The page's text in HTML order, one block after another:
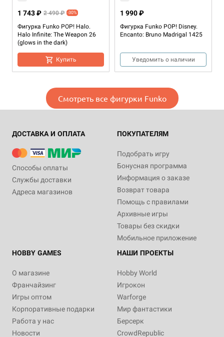
Фигурка Funko POP! Halo.
Halo Infinite: The Weapon 26
(glows in the dark)
1 743 ₽ 2 490 ₽ -30%
Купить
Фигурка Funko POP! Disney.
Encanto: Bruno Madrigal 1425
1 990 ₽
Уведомить о наличии
Фигурка Funko POP!
Animation. Jujutsu Kaisen:
2 490 ₽
Смотреть все фигурки Funko
ДОСТАВКА И ОПЛАТА
Способы оплаты
Службы доставки
Адреса магазинов
ПОКУПАТЕЛЯМ
Подобрать игру
Бонусная программа
Информация о заказе
Возврат товара
Помощь с правилами
Архивные игры
Товары без скидки
Мобильное приложение
HOBBY GAMES
О магазине
Франчайзинг
Игры оптом
Корпоративные подарки
Работа у нас
Новости
НАШИ ПРОЕКТЫ
Hobby World
Игрокон
Warforge
Мир фантастики
Берсерк
CrowdRepublic